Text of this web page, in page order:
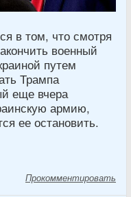
в том, что смотря
военный
путем
Трампа
еще вчера
армию,
ее остановить.
Прокомментировать